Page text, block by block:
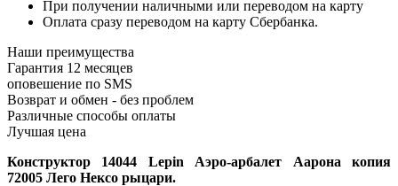
При получении наличными или переводом на карту
Оплата сразу переводом на карту Сбербанка.
Наши преимущества
Гарантия 12 месяцев
оповешение по SMS
Возврат и обмен - без проблем
Различные способы оплаты
Лучшая цена
Конструктор 14044 Lepin Аэро-арбалет Аарона копия
72005 Лего Нексо рыцари.